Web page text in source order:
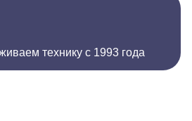
технику с 1993 года